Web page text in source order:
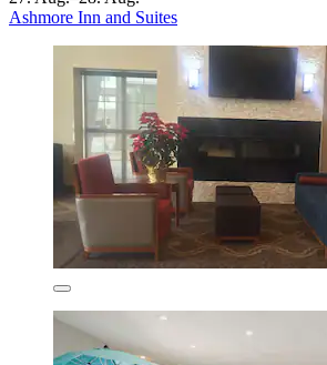
Ashmore Inn and Suites